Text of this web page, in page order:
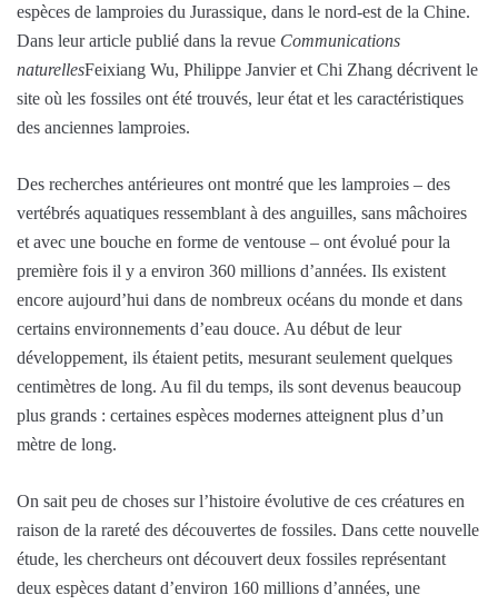
espèces de lamproies du Jurassique, dans le nord-est de la Chine.
Dans leur article publié dans la revue Communications
naturellesFeixiang Wu, Philippe Janvier et Chi Zhang décrivent le
site où les fossiles ont été trouvés, leur état et les caractéristiques
des anciennes lamproies.
Des recherches antérieures ont montré que les lamproies – des
vertébrés aquatiques ressemblant à des anguilles, sans mâchoires
et avec une bouche en forme de ventouse – ont évolué pour la
première fois il y a environ 360 millions d’années. Ils existent
encore aujourd’hui dans de nombreux océans du monde et dans
certains environnements d’eau douce. Au début de leur
développement, ils étaient petits, mesurant seulement quelques
centimètres de long. Au fil du temps, ils sont devenus beaucoup
plus grands : certaines espèces modernes atteignent plus d’un
mètre de long.
On sait peu de choses sur l’histoire évolutive de ces créatures en
raison de la rareté des découvertes de fossiles. Dans cette nouvelle
étude, les chercheurs ont découvert deux fossiles représentant
deux espèces datant d’environ 160 millions d’années, une